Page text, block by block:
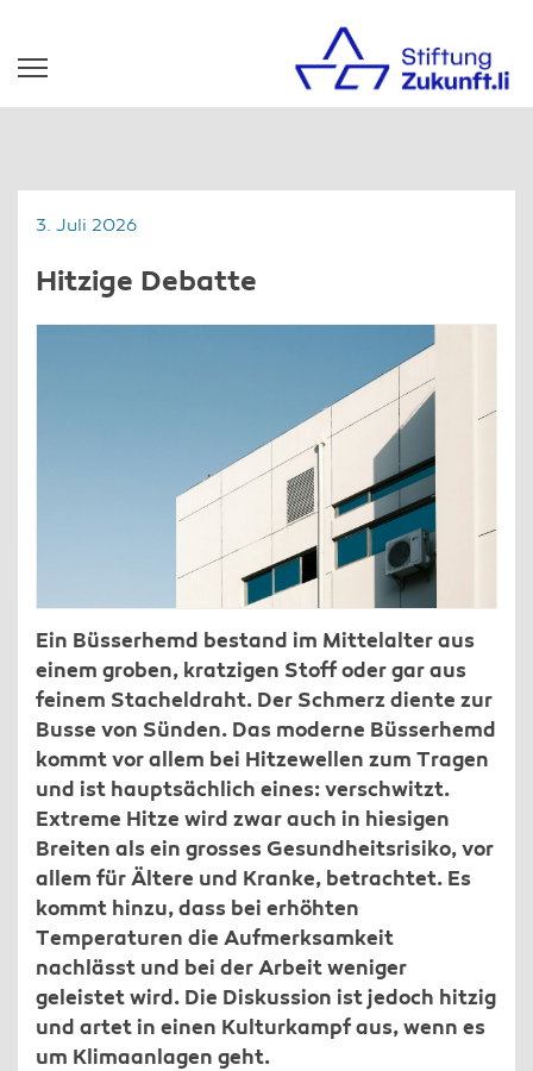
3. Juli 2026
Hitzige Debatte
Ein Büsserhemd bestand im Mittelalter aus
einem groben, kratzigen Stoff oder gar aus
feinem Stacheldraht. Der Schmerz diente zur
Busse von Sünden. Das moderne Büsserhemd
kommt vor allem bei Hitzewellen zum Tragen
und ist hauptsächlich eines: verschwitzt.
Extreme Hitze wird zwar auch in hiesigen
Breiten als ein grosses Gesundheitsrisiko, vor
allem für Ältere und Kranke, betrachtet. Es
kommt hinzu, dass bei erhöhten
Temperaturen die Aufmerksamkeit
nachlässt und bei der Arbeit weniger
geleistet wird. Die Diskussion ist jedoch hitzig
und artet in einen Kulturkampf aus, wenn es
um Klimaanlagen geht.